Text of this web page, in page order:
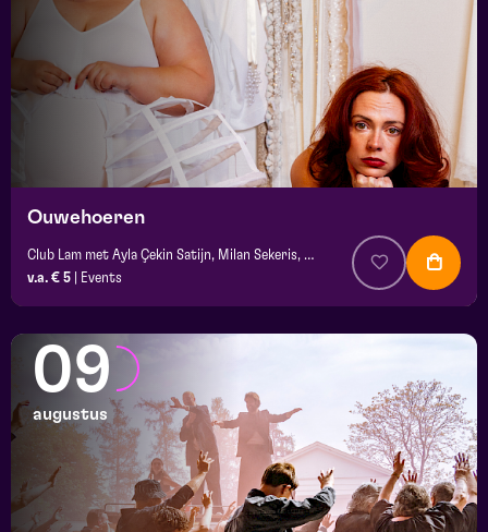
Ouwehoeren
Club Lam met Ayla Çekin Satijn, Milan Sekeris, Dic van Duin, Jean-Baptiste Rey e.a.
v.a. € 5
Events
09
augustus